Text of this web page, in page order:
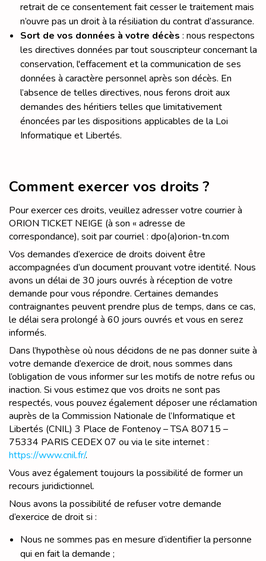
retrait de ce consentement fait cesser le traitement mais
n’ouvre pas un droit à la résiliation du contrat d’assurance.
Sort de vos données à votre décès : nous respectons
les directives données par tout souscripteur concernant la
conservation, l'effacement et la communication de ses
données à caractère personnel après son décès. En
l’absence de telles directives, nous ferons droit aux
demandes des héritiers telles que limitativement
énoncées par les dispositions applicables de la Loi
Informatique et Libertés.
Comment exercer vos droits ?
Pour exercer ces droits, veuillez adresser votre courrier à
ORION TICKET NEIGE (à son « adresse de
correspondance), soit par courriel : dpo(a)orion-tn.com
Vos demandes d’exercice de droits doivent être
accompagnées d’un document prouvant votre identité. Nous
avons un délai de 30 jours ouvrés à réception de votre
demande pour vous répondre. Certaines demandes
contraignantes peuvent prendre plus de temps, dans ce cas,
le délai sera prolongé à 60 jours ouvrés et vous en serez
informés.
Dans l’hypothèse où nous décidons de ne pas donner suite à
votre demande d’exercice de droit, nous sommes dans
l’obligation de vous informer sur les motifs de notre refus ou
inaction. Si vous estimez que vos droits ne sont pas
respectés, vous pouvez également déposer une réclamation
auprès de la Commission Nationale de l’Informatique et
Libertés (CNIL) 3 Place de Fontenoy – TSA 80715 –
75334 PARIS CEDEX 07 ou via le site internet :
https://www.cnil.fr/.
Vous avez également toujours la possibilité de former un
recours juridictionnel.
Nous avons la possibilité de refuser votre demande
d’exercice de droit si :
Nous ne sommes pas en mesure d’identifier la personne
qui en fait la demande ;